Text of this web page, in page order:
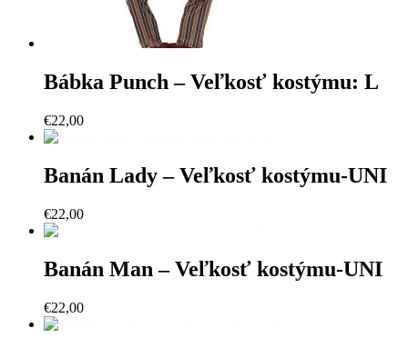
Bábka Punch – Veľkosť kostýmu: L
€22,00
Banán Lady – Veľkosť kostýmu-UNI
€22,00
Banán Man – Veľkosť kostýmu-UNI
€22,00